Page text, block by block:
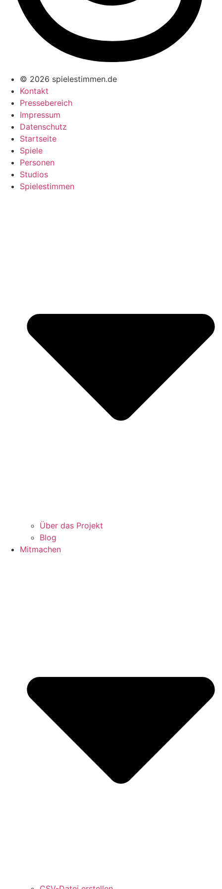
© 2026 spielestimmen.de
Kontakt
Pressebereich
Impressum
Datenschutz
Startseite
Spiele
Personen
Studios
Spielestimmen
Über das Projekt
Blog
Mitmachen